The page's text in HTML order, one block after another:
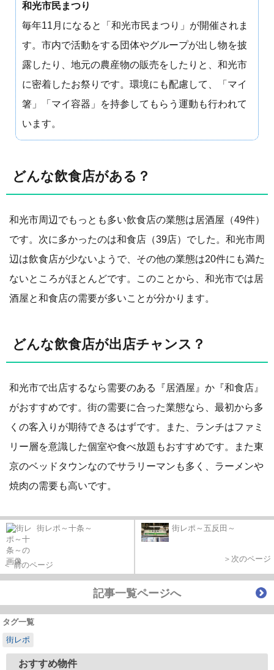
和光市民まつり
毎年11月になると「和光市民まつり」が開催されま
す。市内で活動をする団体やグループが出し物を披
露したり、地元の農産物の販売をしたりと、和光市
に密着したお祭りです。環境にも配慮して、「マイ
箸」「マイ容器」を持参してもらう運動も行われて
います。
どんな飲食店がある？
和光市周辺でもっとも多い飲食店の業態は居酒屋（49件）
です。次に多かったのは和食店（39店）でした。和光市周
辺は飲食店が少ないようで、その他の業態は20件にも満た
ないところがほとんどです。このことから、和光市では居
酒屋と和食店の需要が多いことが分かります。
どんな飲食店が出店チャンス？
和光市で出店するなら需要のある『居酒屋』か『和食店』
がおすすめです。街の需要に合った業態なら、最初から多
くの客入りが期待できるはずです。また、ランチはファミ
リー層を意識した個室や食べ放題もおすすめです。また東
京のベッドタウンなのでサラリーマンも多く、ラーメンや
焼肉の需要も高いです。
街レポ～十条～
＜ 前のページ
街レポ～五反田～
＞次のページ
記事一覧ページへ
タグ一覧
街レポ
おすすめ物件